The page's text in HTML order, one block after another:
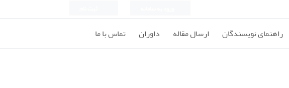
راهنمای نویسندگان ارسال مقاله داوران تماس با ما